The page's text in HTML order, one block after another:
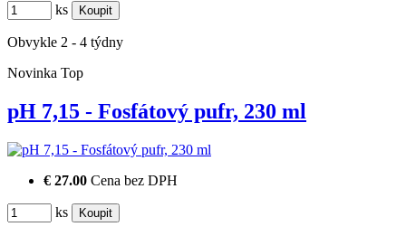
ks
Obvykle 2 - 4 týdny
Novinka Top
pH 7,15 - Fosfátový pufr, 230 ml
€ 27.00 Cena bez DPH
ks